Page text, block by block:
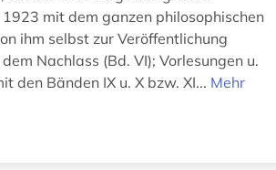
mit dem ganzen philosophischen
ihm selbst zur Veröffentlichung
Nachlass (Bd. VI); Vorlesungen u.
den Bänden IX u. X bzw. XI... Mehr